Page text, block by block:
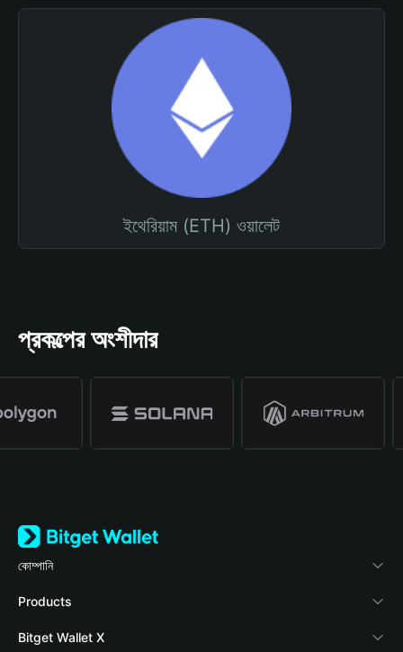
ইথেরিয়াম (ETH) ওয়ালেট
প্রকল্পের অংশীদার
কোম্পানি
Bitget Wallet সম্পর্কে
ব্লগ
Products
Crypto Card
Bitget Wallet X